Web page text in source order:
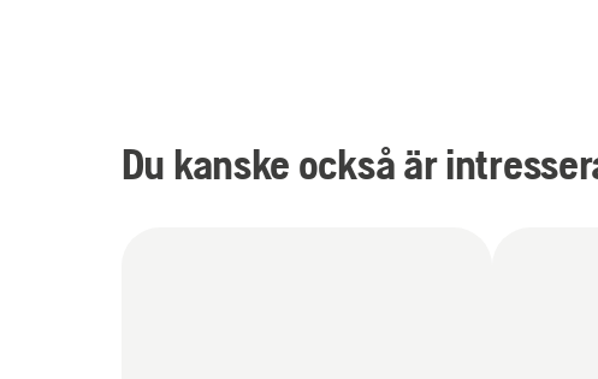
Du kanske också är